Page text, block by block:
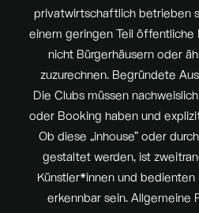
privatwirtschaftlich betrieben
einem geringen Teil öffentliche
nicht Bürgerhäusern oder
zuzurechnen. Begründete
Die Clubs müssen
oder Booking haben und
Ob diese „inhouse“oder
gestaltet werden, ist
Künstler*innen und bedienten
erkennbar sein. Allgemeine